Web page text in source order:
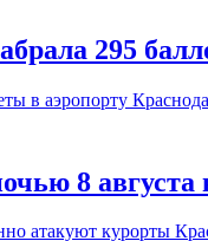
295
8